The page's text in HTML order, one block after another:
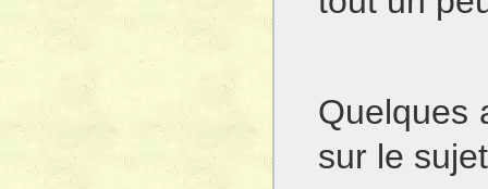
Quelques
sur le